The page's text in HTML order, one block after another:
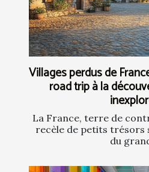
Villages perdus de
road trip à la
La France, terre de
recèle de petits trésors
du